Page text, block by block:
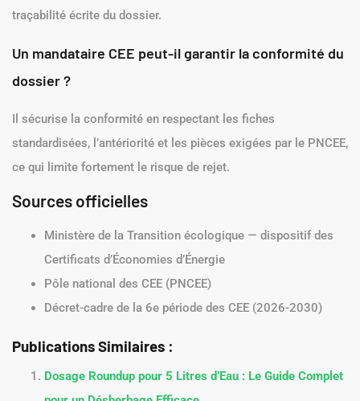
traçabilité écrite du dossier.
Un mandataire CEE peut-il garantir la conformité du
dossier ?
Il sécurise la conformité en respectant les fiches
standardisées, l’antériorité et les pièces exigées par le PNCEE,
ce qui limite fortement le risque de rejet.
Sources officielles
Ministère de la Transition écologique — dispositif des
Certificats d’Économies d’Énergie
Pôle national des CEE (PNCEE)
Décret-cadre de la 6e période des CEE (2026-2030)
Publications Similaires :
Dosage Roundup pour 5 Litres d’Eau : Le Guide Complet